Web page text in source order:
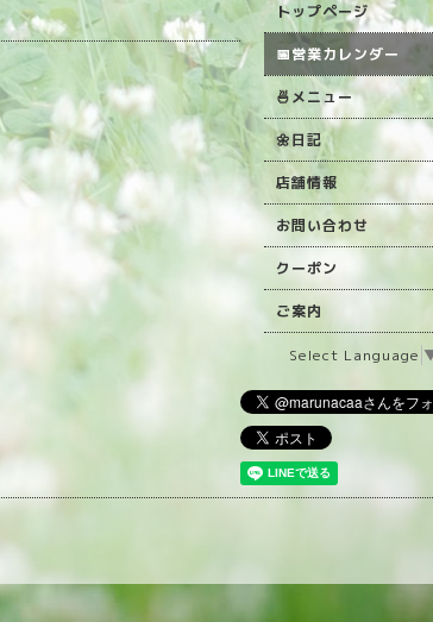
トップページ
📅営業カレンダー
🍜メニュー
🌼日記
店舗情報
お問い合わせ
クーポン
ご案内
Select Language